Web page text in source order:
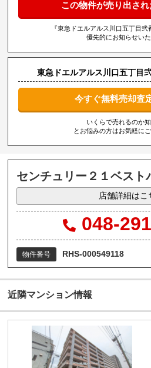
この物件が売り出され
『東急ドエルアルス川口五丁目
優先的にお知らせいた
東急ドエルアルス川口五丁目
今すぐ無料売却査
いくらで売れるのか知
とお悩みの方はお気軽にご
センチュリー２１ベスト
店舗詳細はこ
048-
物件番号 RHS-000549118
近隣マンション情報